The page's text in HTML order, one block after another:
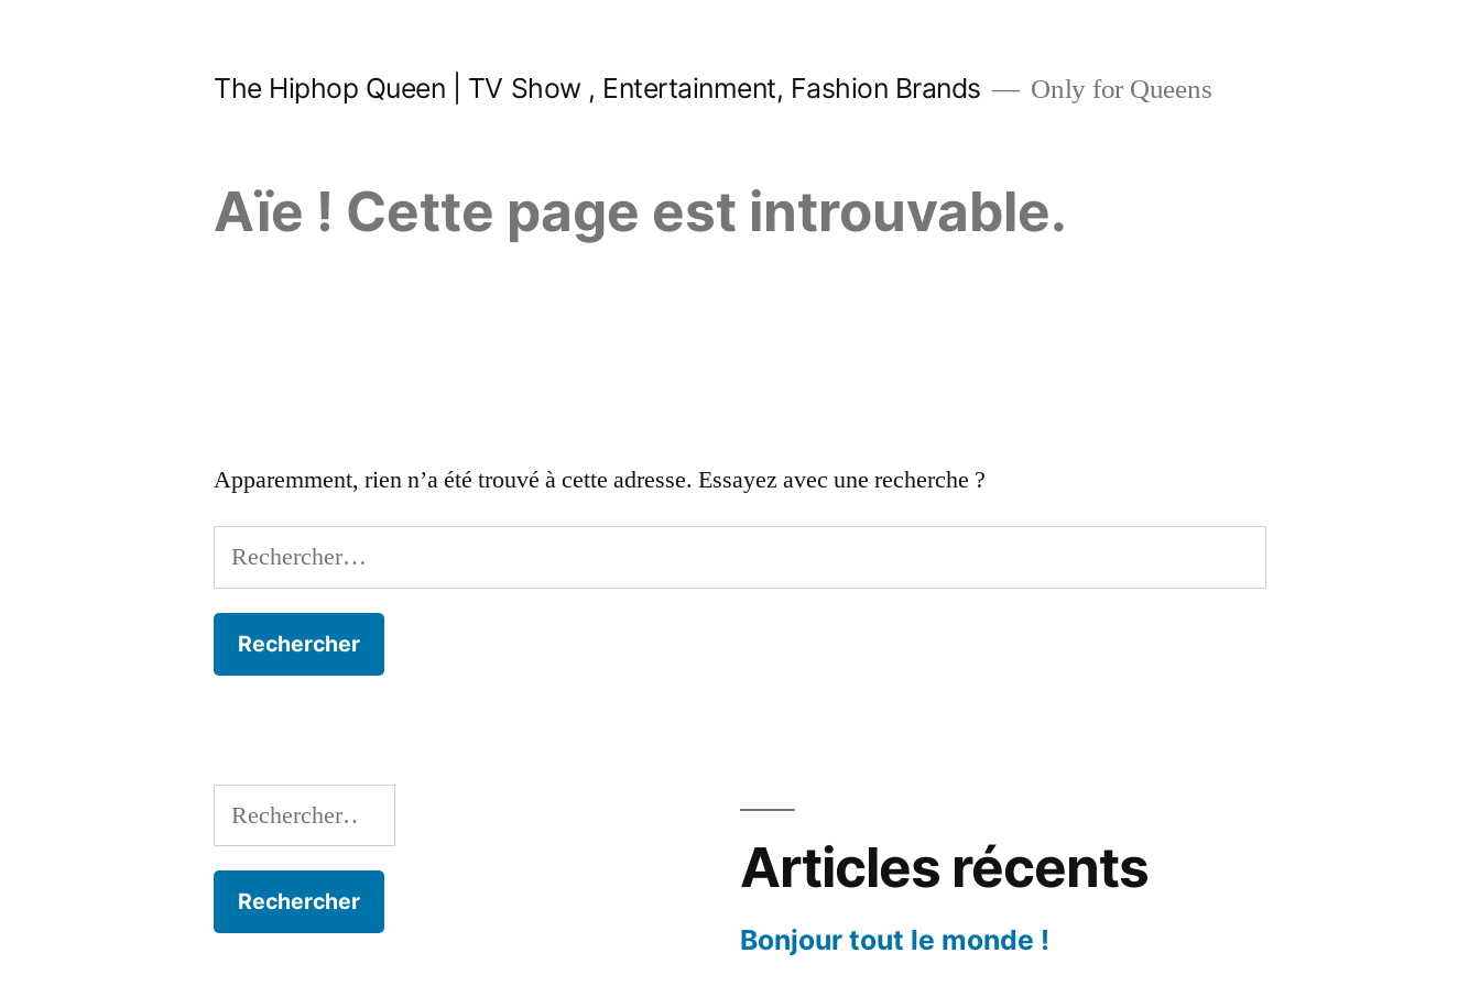
The Hiphop Queen | TV Show , Entertainment, Fashion Brands Only for Queens
Aïe ! Cette page est introuvable.
Apparemment, rien n’a été trouvé à cette adresse. Essayez avec une recherche ?
Rechercher :
Rechercher :
Articles récents
Bonjour tout le monde !